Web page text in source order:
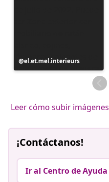
Publicación
realizada
el.et.mel.interieurs
Leer cómo subir imágenes
¡Contáctanos!
Ir al Centro de Ayuda